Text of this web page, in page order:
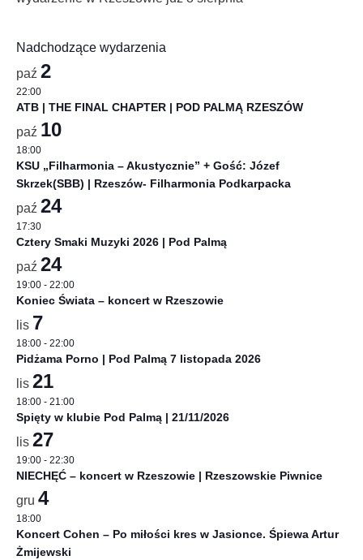
Nadchodzące wydarzenia
paź 2
22:00
ATB | THE FINAL CHAPTER | POD PALMĄ RZESZÓW
paź 10
18:00
KSU „Filharmonia – Akustycznie” + Gość: Józef
Skrzek(SBB) | Rzeszów- Filharmonia Podkarpacka
paź 24
17:30
Cztery Smaki Muzyki 2026 | Pod Palmą
paź 24
19:00 - 22:00
Koniec Świata – koncert w Rzeszowie
lis 7
18:00 - 22:00
Pidżama Porno | Pod Palmą 7 listopada 2026
lis 21
18:00 - 21:00
Spięty w klubie Pod Palmą | 21/11/2026
lis 27
19:00 - 22:30
NIECHĘĆ – koncert w Rzeszowie | Rzeszowskie Piwnice
gru 4
18:00
Koncert Cohen – Po miłości kres w Jasionce. Śpiewa Artur
Żmijewski